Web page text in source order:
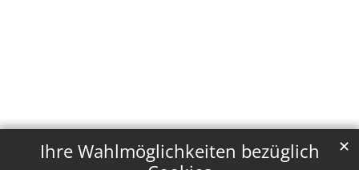
Ihre Wahlmöglichkeiten bezüglich
✕